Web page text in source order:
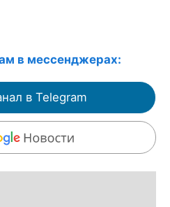
в мессенджерах:
в Telegram